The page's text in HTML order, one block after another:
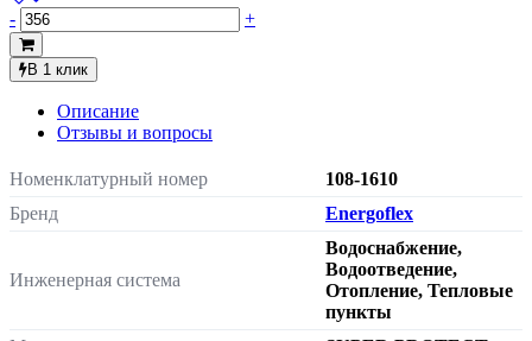
- +
В 1 клик
Описание
Отзывы и вопросы
Номенклатурный номер
108-1610
Бренд
Energoflex
Инженерная система
Водоснабжение,
Водоотведение,
Отопление, Тепловые
пункты